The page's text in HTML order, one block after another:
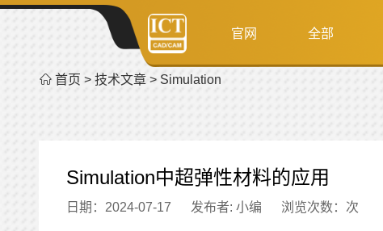
官网 全部
首页 > 技术文章 > Simulation
Simulation中超弹性材料的应用
日期：2024-07-17 发布者: 小编 浏览次数： 次